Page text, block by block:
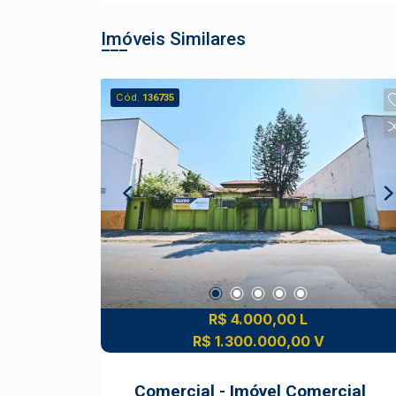
Imóveis Similares
Cód. 136735
R$ 4.000,00 L
R$ 1.300.000,00 V
Comercial - Imóvel Comercial